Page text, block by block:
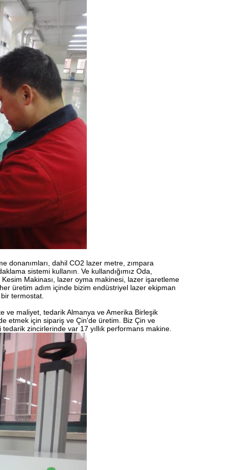
donanımları, dahil CO2 lazer metre, zımpara
sistemi kullanın. Ve kullandığımız Oda,
Makinası, lazer oyma makinesi, lazer işaretleme
üretim adım içinde bizim endüstriyel lazer ekipman
termostat.
ve maliyet, tedarik Almanya ve Amerika Birleşik
etmek için sipariş ve Çin'de üretim. Biz Çin ve
tedarik zincirlerinde var 17 yıllık performans makine.